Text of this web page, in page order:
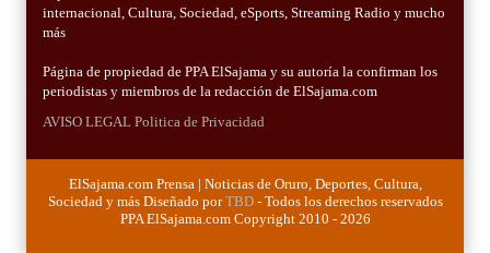
internacional, Cultura, Sociedad, eSports, Streaming Radio y mucho
más
Página de propiedad de PPA ElSajama y su autoría la confirman los
periodistas y miembros de la redacción de ElSajama.com
AVISO LEGAL Politica de Privacidad
ElSajama.com Prensa | Noticias de Oruro, Deportes, Cultura,
Sociedad y más Diseñado porTBD- Todos los derechos reservados
PPA ElSajama.com Copyright 2010 - 2026